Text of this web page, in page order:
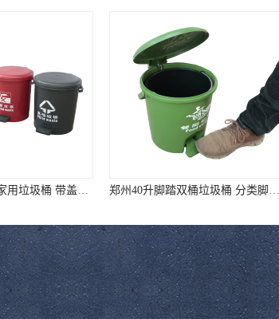
白沙黎族自治县家用垃圾桶 带盖脚踏垃圾桶 ①样式全②质量好③价格低 郑州40升脚踏双桶垃圾桶 分类脚踏垃圾桶 厂家直销 质量靠谱